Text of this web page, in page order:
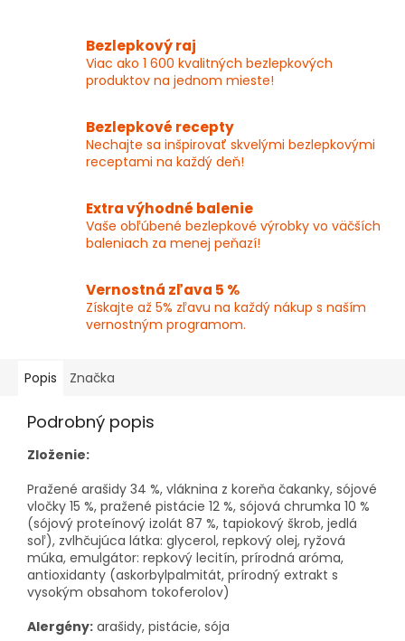
Bezlepkový raj
Viac ako 1 600 kvalitných bezlepkových
produktov na jednom mieste!
Bezlepkové recepty
Nechajte sa inšpirovať skvelými bezlepkovými
receptami na každý deň!
Extra výhodné balenie
Vaše obľúbené bezlepkové výrobky vo väčších
baleniach za menej peňazí!
Vernostná zľava 5 %
Získajte až 5% zľavu na každý nákup s naším
vernostným programom.
Popis Značka
Podrobný popis
Zloženie:
Pražené arašidy 34 %, vláknina z koreňa čakanky, sójové
vločky 15 %, pražené pistácie 12 %, sójová chrumka 10 %
(sójový proteínový izolát 87 %, tapiokový škrob, jedlá
soľ), zvlhčujúca látka: glycerol, repkový olej, ryžová
múka, emulgátor: repkový lecitín, prírodná aróma,
antioxidanty (askorbylpalmitát, prírodný extrakt s
vysokým obsahom tokoferolov)
Alergény: arašidy, pistácie, sója